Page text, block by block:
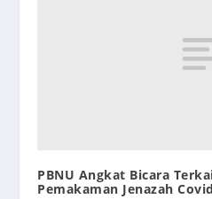
PBNU Angkat Bicara
Pemakaman Jenazah